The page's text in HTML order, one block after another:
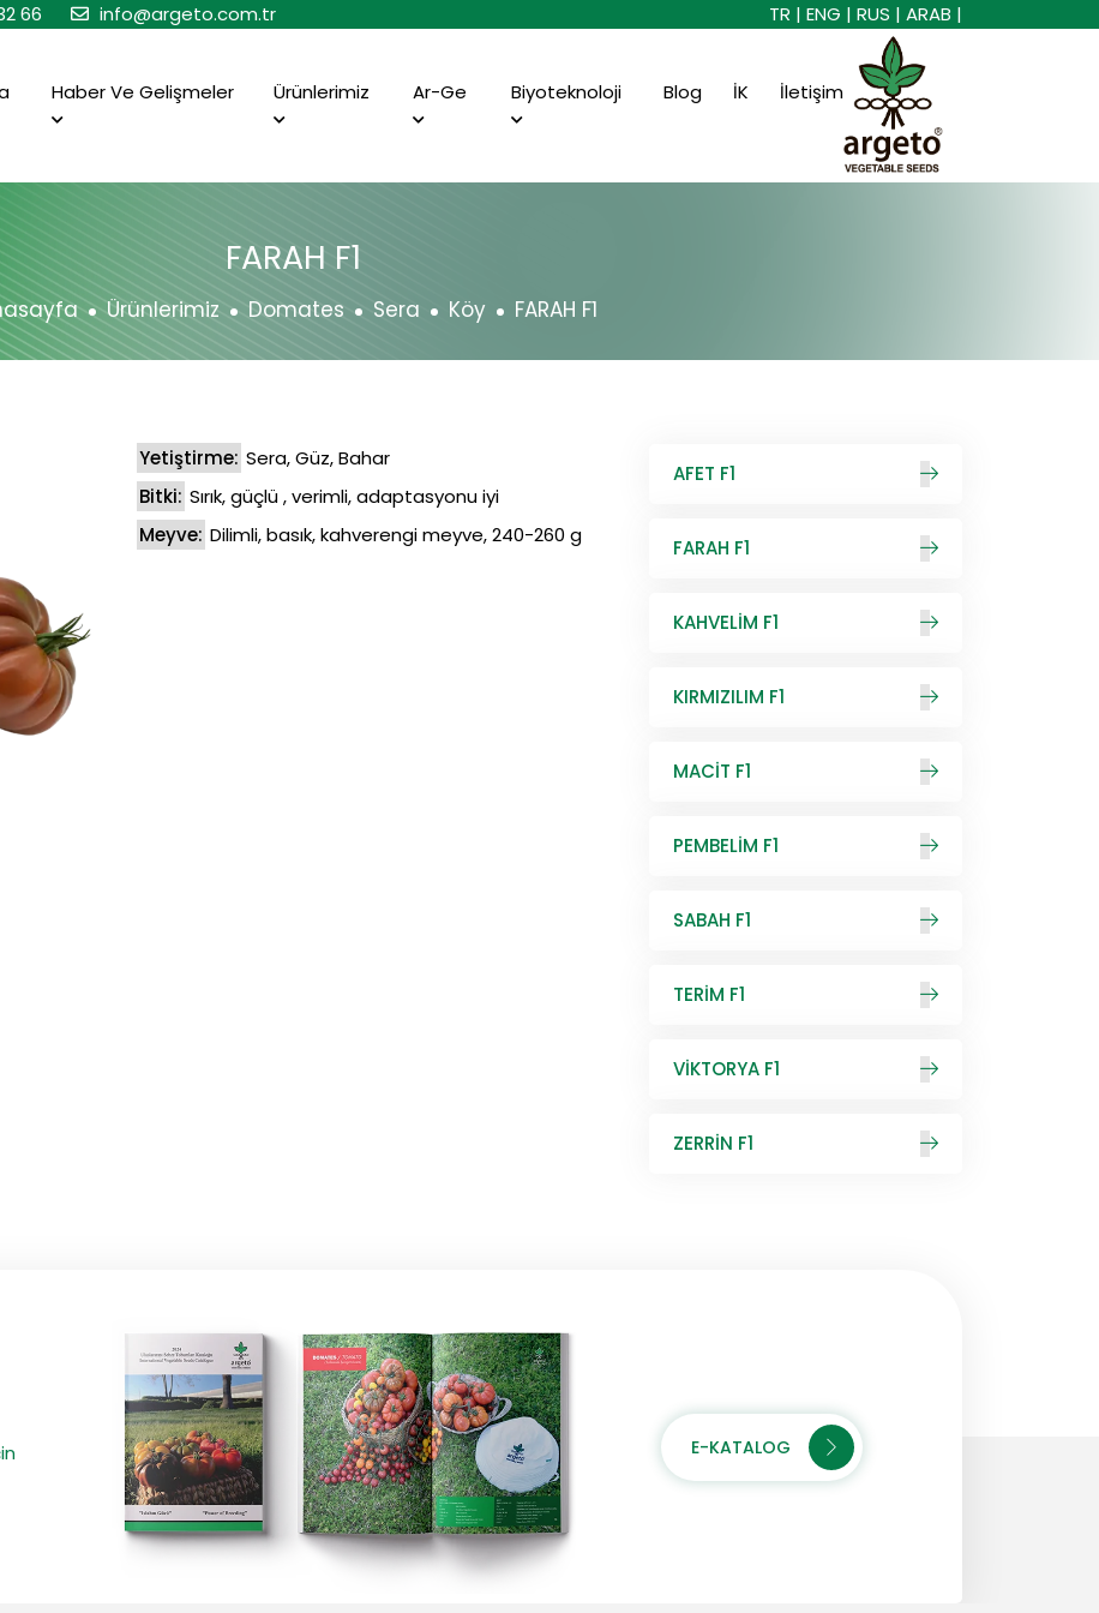
66 info@argeto.com.tr TR | ENG | RUS | ARAB |
Haber Ve Gelişmeler Ürünlerimiz Ar-Ge Biyoteknoloji Blog İK İletişim
FARAH F1
Ürünlerimiz Domates Sera Köy FARAH F1
Yetiştirme: Sera, Güz, Bahar
Bitki: Sırık, güçlü , verimli, adaptasyonu iyi
Meyve: Dilimli, basık, kahverengi meyve, 240-260 g
AFET F1
FARAH F1
KAHVELİM F1
KIRMIZILIM F1
MACİT F1
PEMBELİM F1
SABAH F1
TERİM F1
VİKTORYA F1
ZERRİN F1
E-KATALOG